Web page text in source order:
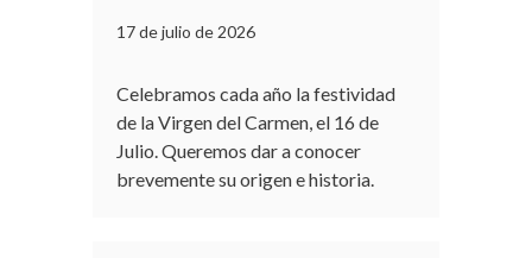
17 de julio de 2026
Celebramos cada año la festividad
de la Virgen del Carmen, el 16 de
Julio. Queremos dar a conocer
brevemente su origen e historia.